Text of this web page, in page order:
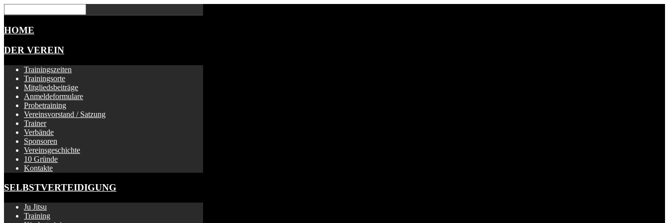
HOME
DER VEREIN
Trainingszeiten
Trainingsorte
Mitgliedsbeiträge
Anmeldeformulare
Probetraining
Vereinsvorstand / Satzung
Trainer
Verbände
Sponsoren
Vereinsgeschichte
10 Gründe
Kontakte
SELBSTVERTEIDIGUNG
Ju Jitsu
Training